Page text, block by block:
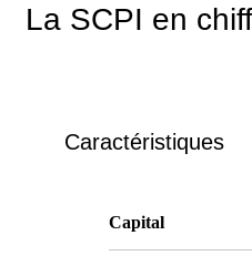
La SCPI en
Caractéristiques
Capital